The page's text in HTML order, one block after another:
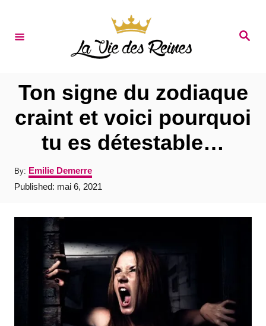
S
Ton signe du zodiaque
craint et voici pourquoi
tu es détestable…
By: A
u
t
o
Emilie Demerre
P
Published: mai 6, 2021